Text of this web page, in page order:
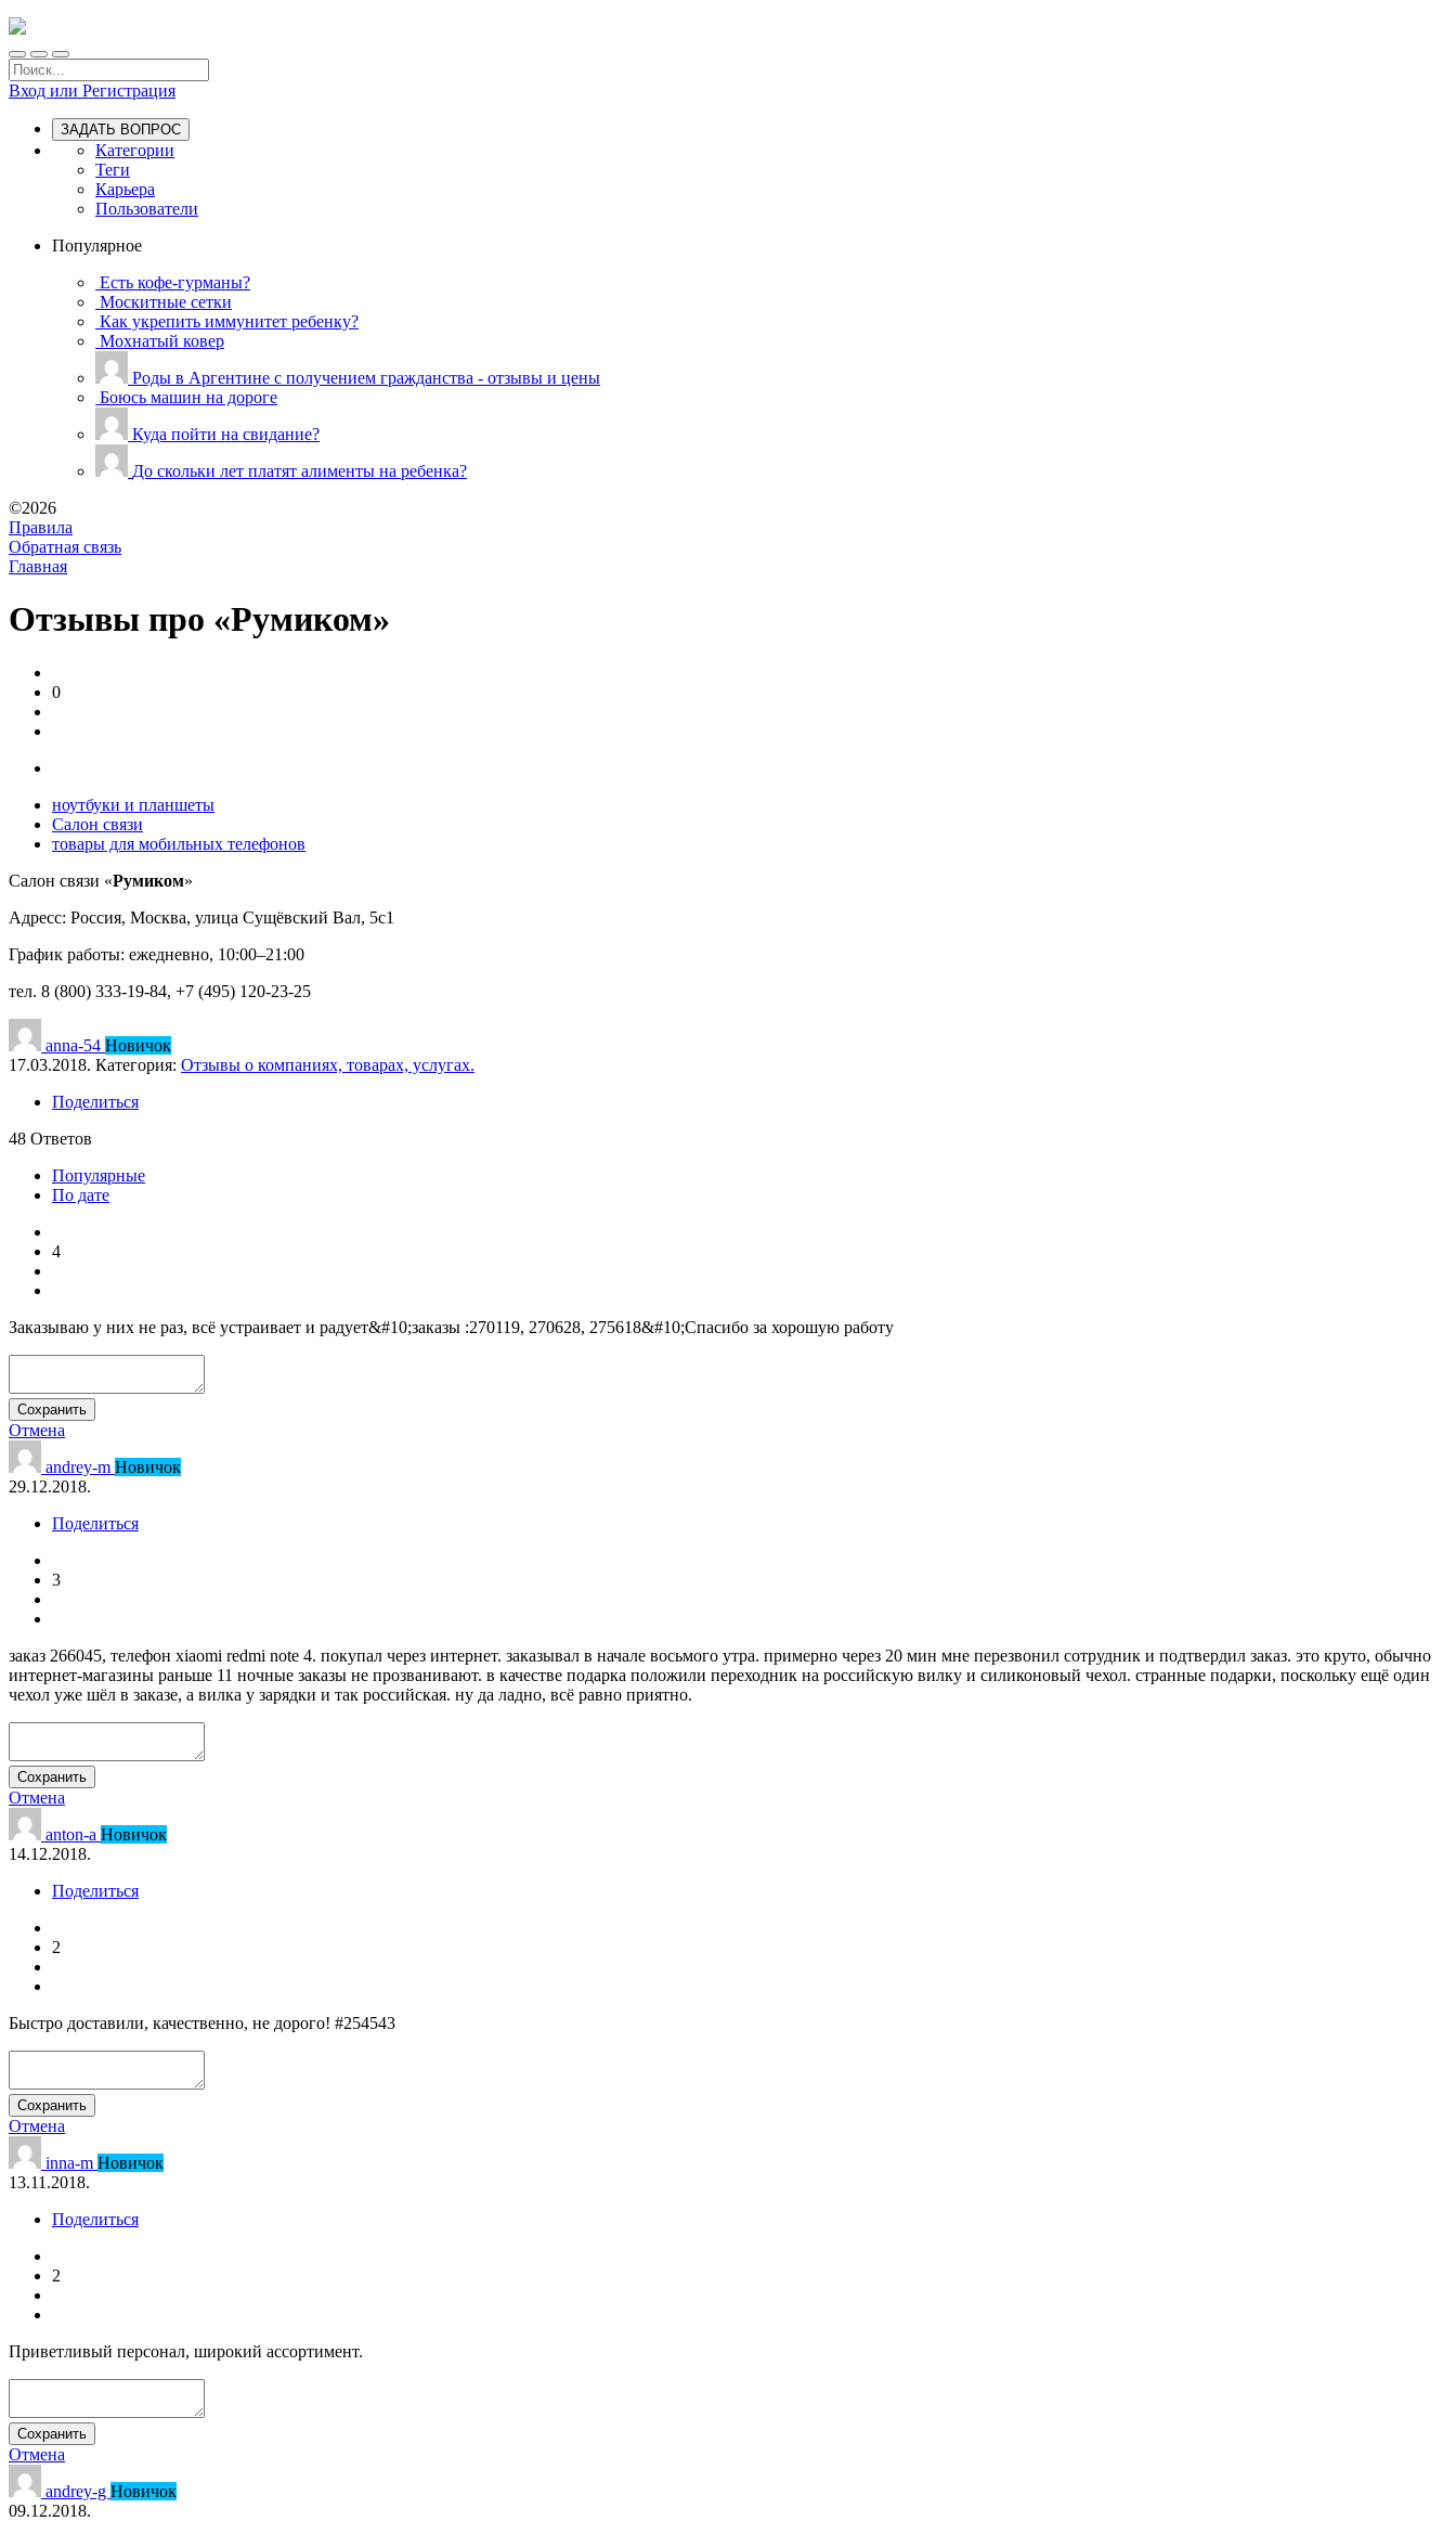
Вход или Регистрация
ЗАДАТЬ ВОПРОС
Категории
Теги
Карьера
Пользователи
Популярное
Есть кофе-гурманы?
Москитные сетки
Как укрепить иммунитет ребенку?
Мохнатый ковер
Роды в Аргентине с получением гражданства - отзывы и цены
Боюсь машин на дороге
Куда пойти на свидание?
До скольки лет платят алименты на ребенка?
©2026
Правила
Обратная связь
Главная
Отзывы про «Румиком»
0
ноутбуки и планшеты
Салон связи
товары для мобильных телефонов
Салон связи «Румиком»
Адресс: Россия, Москва, улица Сущёвский Вал, 5с1
График работы: ежедневно, 10:00–21:00
тел. 8 (800) 333-19-84, +7 (495) 120-23-25
anna-54 Новичок
17.03.2018. Категория: Отзывы о компаниях, товарах, услугах.
Поделиться
48 Ответов
Популярные
По дате
4
Заказываю у них не раз, всё устраивает и радует&#10;заказы :270119, 270628, 275618&#10;Спасибо за хорошую работу
Сохранить
Отмена
andrey-m Новичок
29.12.2018.
Поделиться
3
заказ 266045, телефон xiaomi redmi note 4. покупал через интернет. заказывал в начале восьмого утра. примерно через 20 мин мне перезвонил сотрудник и подтвердил заказ. это круто, обычно
интернет-магазины раньше 11 ночные заказы не прозванивают. в качестве подарка положили переходник на российскую вилку и силиконовый чехол. странные подарки, поскольку ещё один
чехол уже шёл в заказе, а вилка у зарядки и так российская. ну да ладно, всё равно приятно.
Сохранить
Отмена
anton-a Новичок
14.12.2018.
Поделиться
2
Быстро доставили, качественно, не дорого! #254543
Сохранить
Отмена
inna-m Новичок
13.11.2018.
Поделиться
2
Приветливый персонал, широкий ассортимент.
Сохранить
Отмена
andrey-g Новичок
09.12.2018.